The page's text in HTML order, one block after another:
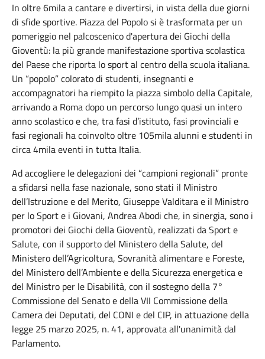
In oltre 6mila a cantare e divertirsi, in vista della due giorni
di sfide sportive. Piazza del Popolo si è trasformata per un
pomeriggio nel palcoscenico d'apertura dei Giochi della
Gioventù: la più grande manifestazione sportiva scolastica
del Paese che riporta lo sport al centro della scuola italiana.
Un “popolo” colorato di studenti, insegnanti e
accompagnatori ha riempito la piazza simbolo della Capitale,
arrivando a Roma dopo un percorso lungo quasi un intero
anno scolastico e che, tra fasi d’istituto, fasi provinciali e
fasi regionali ha coinvolto oltre 105mila alunni e studenti in
circa 4mila eventi in tutta Italia.
Ad accogliere le delegazioni dei “campioni regionali” pronte
a sfidarsi nella fase nazionale, sono stati il Ministro
dell’Istruzione e del Merito, Giuseppe Valditara e il Ministro
per lo Sport e i Giovani, Andrea Abodi che, in sinergia, sono i
promotori dei Giochi della Gioventù, realizzati da Sport e
Salute, con il supporto del Ministero della Salute, del
Ministero dell’Agricoltura, Sovranità alimentare e Foreste,
del Ministero dell’Ambiente e della Sicurezza energetica e
del Ministro per le Disabilità, con il sostegno della 7°
Commissione del Senato e della VII Commissione della
Camera dei Deputati, del CONI e del CIP, in attuazione della
legge 25 marzo 2025, n. 41, approvata all'unanimità dal
Parlamento.